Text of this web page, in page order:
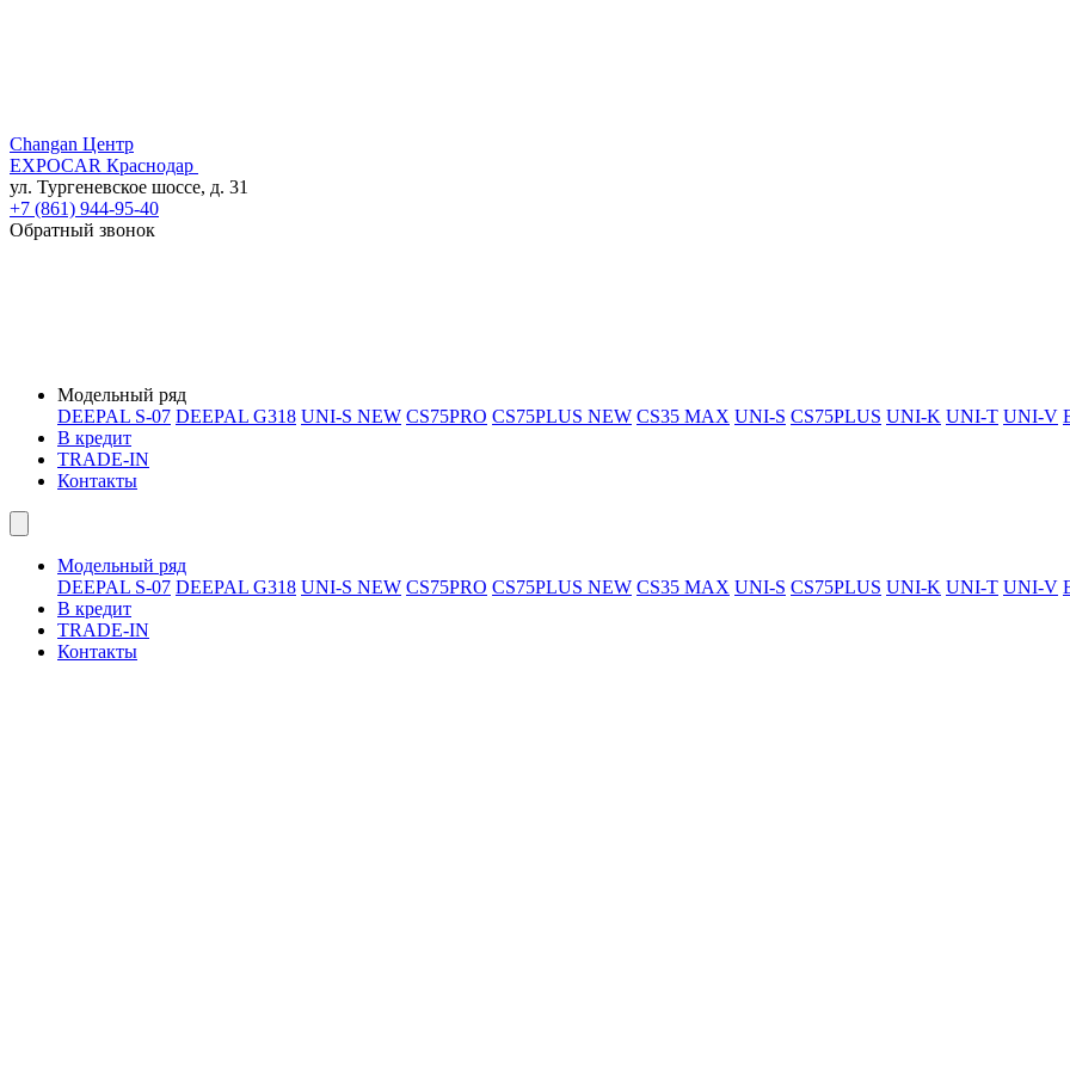
Changan Центр
EXPOCAR Краснодар
ул. Тургеневское шоссе, д. 31
+7 (861) 944-95-40
Обратный звонок
Модельный ряд
DEEPAL S-07 DEEPAL G318 UNI-S NEW CS75PRO CS75PLUS NEW CS35 MAX UNI-S CS75PLUS UNI-K UNI-T UNI-V
В кредит
TRADE-IN
Контакты
Модельный ряд
DEEPAL S-07 DEEPAL G318 UNI-S NEW CS75PRO CS75PLUS NEW CS35 MAX UNI-S CS75PLUS UNI-K UNI-T UNI-V
В кредит
TRADE-IN
Контакты